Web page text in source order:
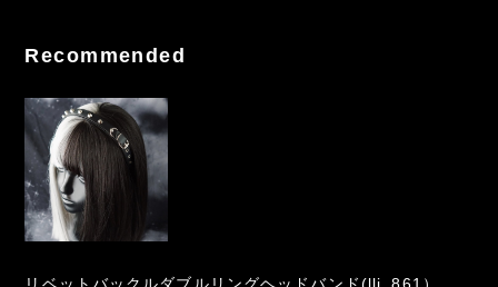
Recommended
リベットバックルダブルリングヘッドバンド(lli_861）